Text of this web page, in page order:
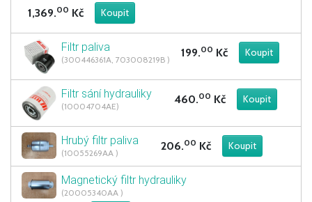
1,369.00 Kč
Filtr paliva
(300446361A, 703008219B )
199.00 Kč
Filtr sání hydrauliky
(10004704AE)
460.00 Kč
Hrubý filtr paliva
(10055269AA )
206.00 Kč
Magnetický filtr hydrauliky
(20005340AA )